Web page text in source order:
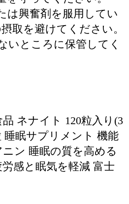
は興奮剤を服用してい
取を避けてください。
いところに保管してく
ネナイト 120粒入り(3
睡眠サプリメント 機能
ン 睡眠の質を高める
感と眠気を軽減 富士